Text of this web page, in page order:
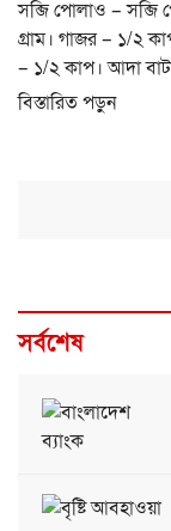
সব্জি পোলাও –
গ্রাম। গাজর – ১/২
– ১/২ কাপ। আদা
বিস্তারিত পড়ুন
সর্বশেষ